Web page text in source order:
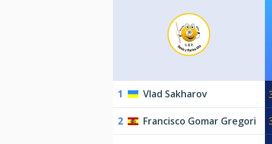
1 Vlad Sakharov
2 Francisco Gomar Gregori